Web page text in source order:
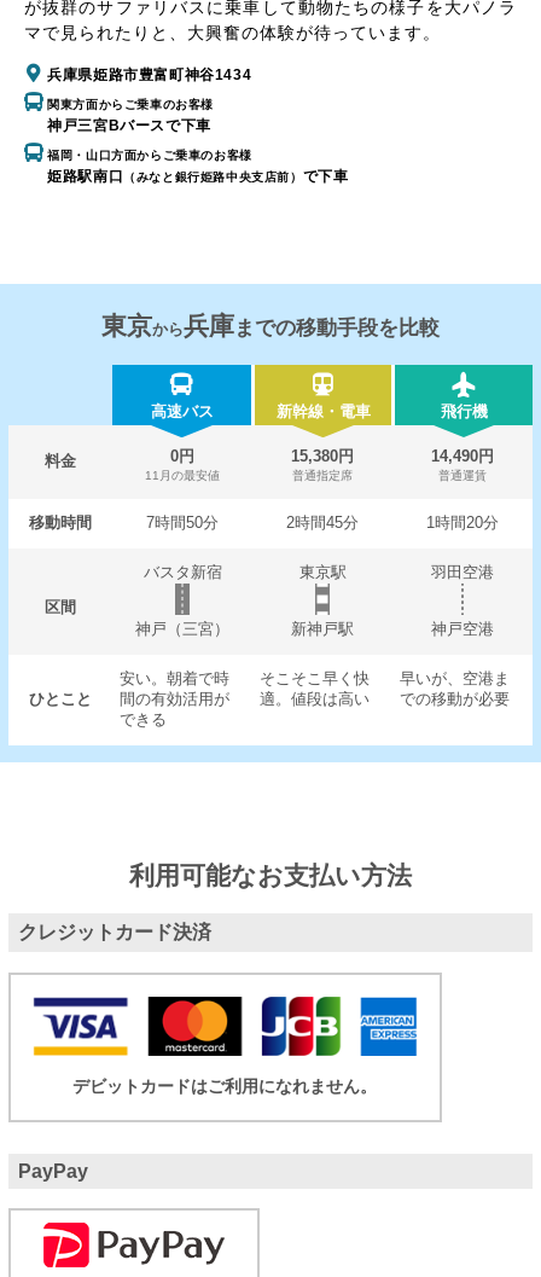
が抜群のサファリバスに乗車して動物たちの様子を大パノラ
マで見られたりと、大興奮の体験が待っています。
兵庫県姫路市豊富町神谷1434
関東方面からご乗車のお客様
神戸三宮Bバースで下車
福岡・山口方面からご乗車のお客様
姫路駅南口 （みなと銀行姫路中央支店前） で下車
東京から兵庫までの移動手段を比較
高速バス 新幹線・電車 飛行機
料金 0円
11月の最安値
15,380円
普通指定席
14,490円
普通運賃
移動時間 7時間50分 2時間45分 1時間20分
区間
バスタ新宿 東京駅 羽田空港
神戸（三宮） 新神戸駅 神戸空港
ひとこと
安い。朝着で時
間の有効活用が
できる
そこそこ早く快
適。値段は高い
早いが、空港ま
での移動が必要
利用可能なお支払い方法
クレジットカード決済
デビットカードはご利用になれません。
PayPay